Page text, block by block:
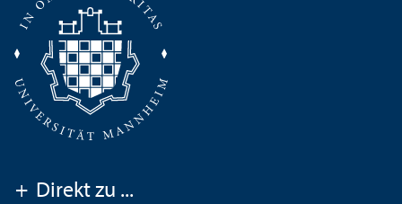
+ Direkt zu ...